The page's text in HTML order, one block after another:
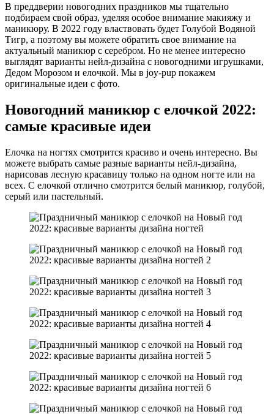
В преддверии новогодних праздников мы тщательно
подбираем свой образ, уделяя особое внимание макияжу и
маникюру. В 2022 году властвовать будет Голубой Водяной
Тигр, а поэтому вы можете обратить свое внимание на
актуальный маникюр с серебром. Но не менее интересно
выглядят варианты нейл-дизайна с новогодними игрушками,
Дедом Морозом и елочкой. Мы в joy-pup покажем
оригинальные идеи с фото.
Новогодний маникюр с елочкой 2022:
самые красивые идеи
Елочка на ногтях смотрится красиво и очень интересно. Вы
можете выбрать самые разные варианты нейл-дизайна,
нарисовав лесную красавицу только на одном ногте или на
всех. С елочкой отлично смотрится белый маникюр, голубой,
серый или пастельный.